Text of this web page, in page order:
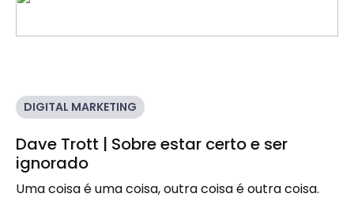
DIGITAL MARKETING
Dave Trott | Sobre estar certo e ser
ignorado
Uma coisa é uma coisa, outra coisa é outra coisa.